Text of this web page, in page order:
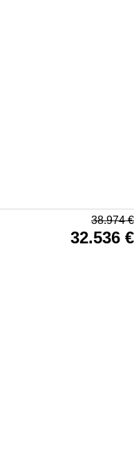
38.974€
32.536 €